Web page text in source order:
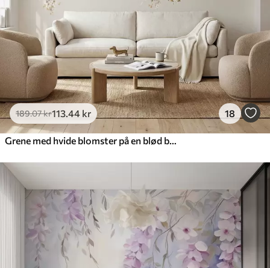
Premium vinyl
310.00kr
Peel and Stick
666.67 400 .00kr/m²
189.07kr113 .44 kr 18